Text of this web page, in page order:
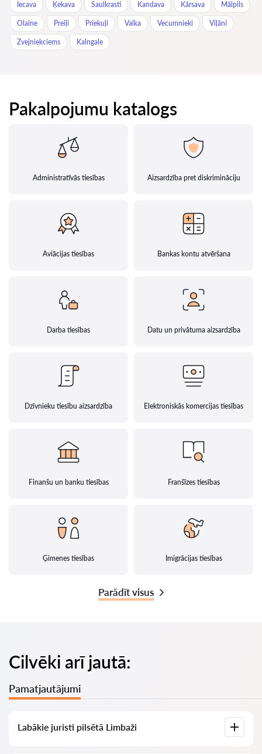
Iecava Ķekava Saulkrasti Kandava Kārsava Mālpils
Olaine Preiļi Priekuļi Valka Vecumnieki Viļāni
Zvejniekciems Kalngale
Pakalpojumu katalogs
Administratīvās tiesības Aizsardzība pret diskrimināciju
Aviācijas tiesības Bankas kontu atvēršana
Darba tiesības Datu un privātuma aizsardzība
Dzīvnieku tiesību aizsardzība Elektroniskās komercijas tiesības
Finanšu un banku tiesības Franšīzes tiesības
Ģimenes tiesības Imigrācijas tiesības
Parādīt visus
Cilvēki arī jautā:
Pamatjautājumi
Labākie juristi pilsētā Limbaži